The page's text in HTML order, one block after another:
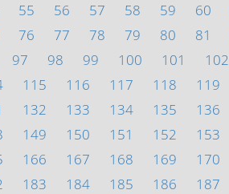
55 56 57 58 59 60
76 77 78 79 80 81
97 98 99 100 101 102
115 116 117 118 119
132 133 134 135 136
149 150 151 152 153
166 167 168 169 170
183 184 185 186 187